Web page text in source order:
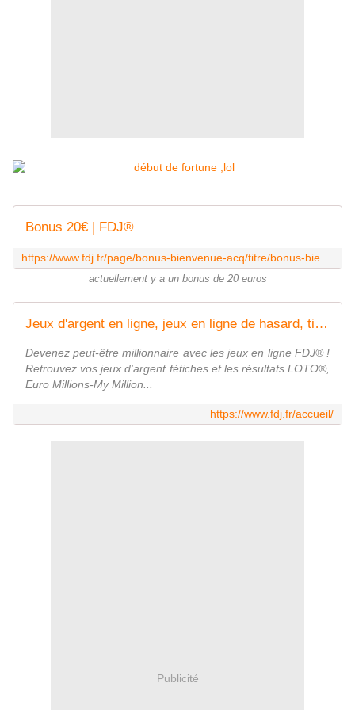
Bonus 20€ | FDJ®
actuellement y a un bonus de 20 euros
Jeux d'argent en ligne, jeux en ligne de hasard, tirage | FDJ®
Devenez peut-être millionnaire avec les jeux en ligne FDJ® !
Retrouvez vos jeux d'argent fétiches et les résultats LOTO®,
Euro Millions-My Million...
https://www.fdj.fr/accueil/
Publicité